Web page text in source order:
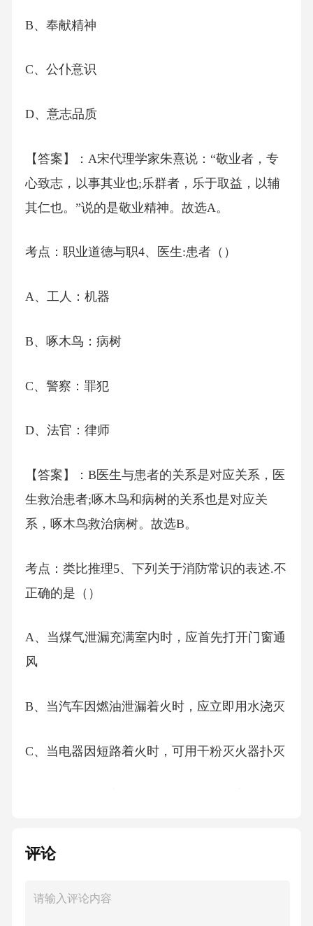
B、奉献精神
C、公仆意识
D、意志品质
【答案】：A宋代理学家朱熹说：“敬业者，专
心致志，以事其业也;乐群者，乐于取益，以辅
其仁也。”说的是敬业精神。故选A。
考点：职业道德与职4、医生:患者（）
A、工人：机器
B、啄木鸟：病树
C、警察：罪犯
D、法官：律师
【答案】：B医生与患者的关系是对应关系，医
生救治患者;啄木鸟和病树的关系也是对应关
系，啄木鸟救治病树。故选B。
考点：类比推理5、下列关于消防常识的表述.不
正确的是（）
A、当煤气泄漏充满室内时，应首先打开门窗通
风
B、当汽车因燃油泄漏着火时，应立即用水浇灭
C、当电器因短路着火时，可用干粉灭火器扑灭
立即打开窗户进行通风换气，并离开室内，A项
评论